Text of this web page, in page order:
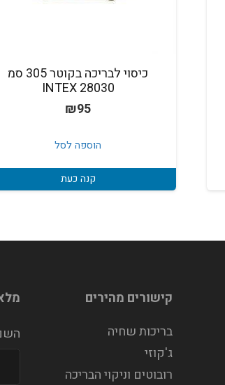
כיסוי לבריכה בקוטר 305 סמ
INTEX 28030
₪95
הוספה לסל
קנה כעת
קישורים מהירים
בריכות שחיה
ג'קוזי
רובוטים וניקוי הבריכה